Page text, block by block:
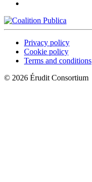
Privacy policy
Cookie policy
Terms and conditions
© 2026 Érudit Consortium